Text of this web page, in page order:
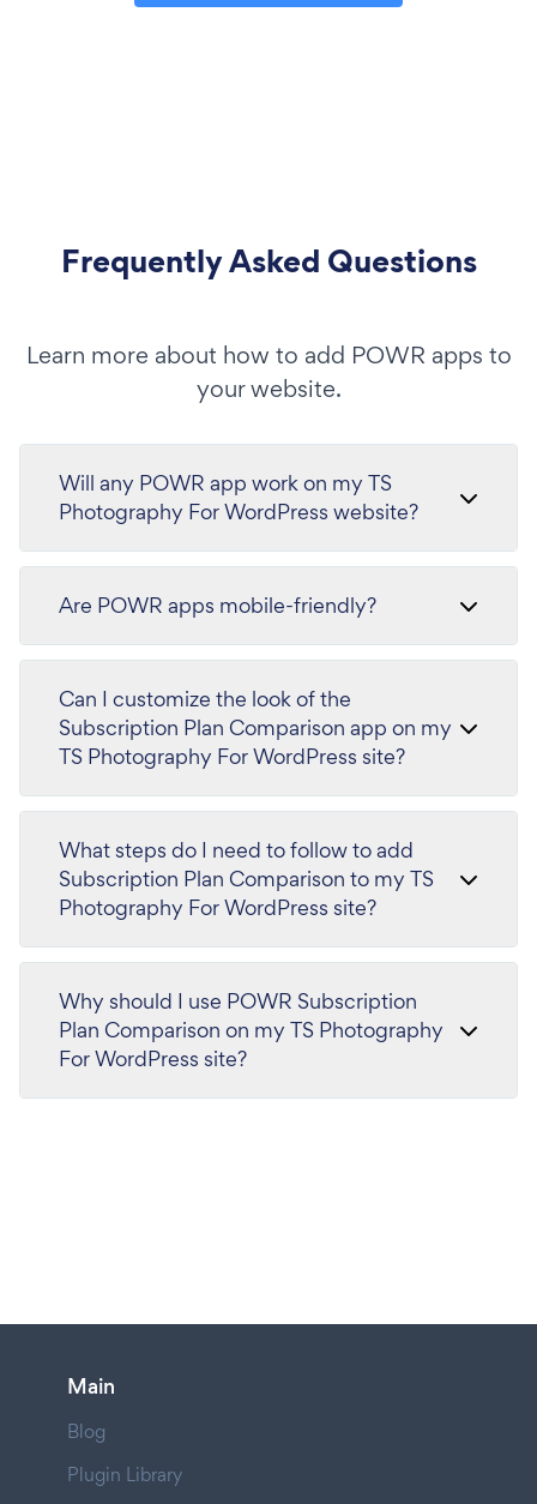
Frequently Asked Questions
Learn more about how to add POWR apps to
your website.
Will any POWR app work on my TS
Photography For WordPress website?
Are POWR apps mobile-friendly?
Can I customize the look of the
Subscription Plan Comparison app on my
TS Photography For WordPress site?
What steps do I need to follow to add
Subscription Plan Comparison to my TS
Photography For WordPress site?
Why should I use POWR Subscription
Plan Comparison on my TS Photography
For WordPress site?
Main
Blog
Plugin Library